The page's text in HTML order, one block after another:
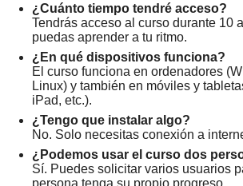
¿Cuánto tiempo tendré acceso?
Tendrás acceso al curso durante 10
puedas aprender a tu ritmo.
¿En qué dispositivos funciona?
El curso funciona en ordenadores
Linux) y también en móviles y
iPad, etc.).
¿Tengo que instalar algo?
No. Solo necesitas conexión a
¿Podemos usar el curso dos
Sí. Puedes solicitar varios usuarios
persona tenga su propio progreso.